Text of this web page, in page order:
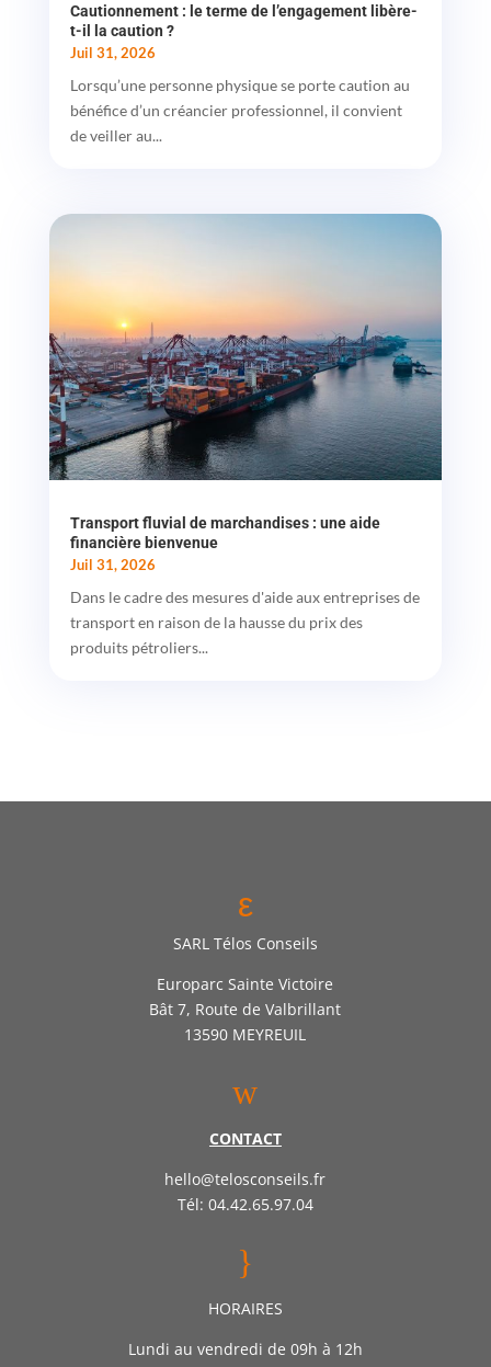
Cautionnement : le terme de l’engagement libère-
t-il la caution ?
Juil 31, 2026
Lorsqu’une personne physique se porte caution au
bénéfice d’un créancier professionnel, il convient
de veiller au...
Transport fluvial de marchandises : une aide
financière bienvenue
Juil 31, 2026
Dans le cadre des mesures d'aide aux entreprises de
transport en raison de la hausse du prix des
produits pétroliers...
ε
SARL Télos Conseils
Europarc Sainte Victoire
Bât 7, Route de Valbrillant
13590 MEYREUIL
w
CONTACT
hello@telosconseils.fr
Tél: 04.42.65.97.04
}
HORAIRES
Lundi au vendredi de 09h à 12h